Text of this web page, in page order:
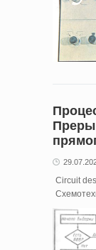
Circuit